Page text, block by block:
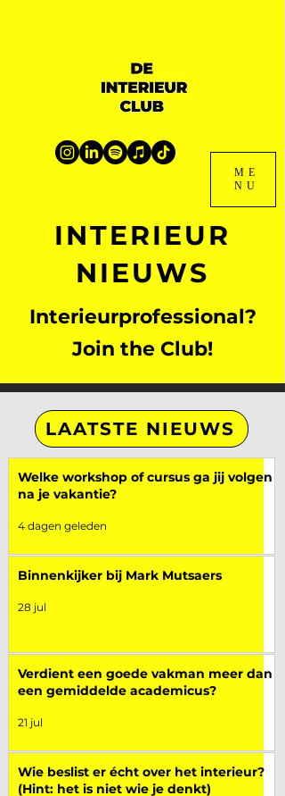
ME
NU
INTERIEUR
NIEUWS
Interieurprofessional?
Join the Club!
LAATSTE NIEUWS
Welke workshop of cursus ga jij volgen
na je vakantie?
4 dagen geleden
Binnenkijker bij Mark Mutsaers
28 jul
Verdient een goede vakman meer dan
een gemiddelde academicus?
21 jul
Wie beslist er écht over het interieur?
(Hint: het is niet wie je denkt)